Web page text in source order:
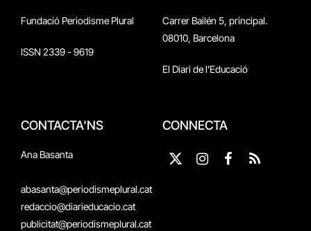
Fundació Periodisme Plural
ISSN 2339 - 9619
Carrer Bailén 5, principal.
08010, Barcelona
El Diari de l'Educació
CONTACTA'NS
Ana Basanta
abasanta@periodismeplural.cat
redaccio@diarieducacio.cat
publicitat@periodismeplural.cat
CONNECTA
X
Instagram
Facebook
RSS